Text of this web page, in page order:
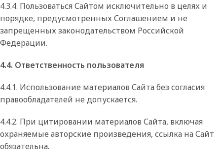
4.3.4. Пользоваться Сайтом исключительно в целях и
порядке, предусмотренных Соглашением и не
запрещенных законодательством Российской
Федерации.
4.4. Ответственность пользователя
4.4.1. Использование материалов Сайта без согласия
правообладателей не допускается.
4.4.2. При цитировании материалов Сайта, включая
охраняемые авторские произведения, ссылка на Сайт
обязательна.